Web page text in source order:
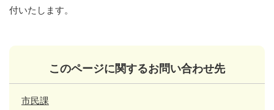
付いたします。
このページに関するお問い合わせ先
市民課